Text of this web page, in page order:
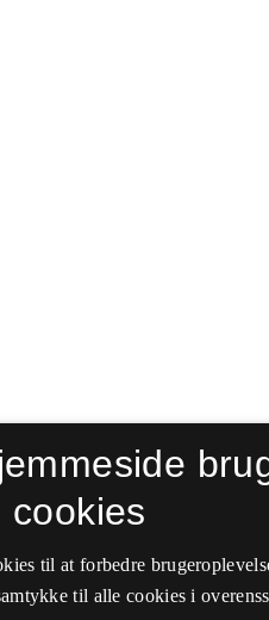
cookies
til at forbedre
til alle cookies i